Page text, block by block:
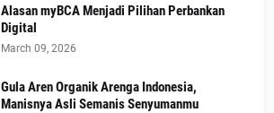
Alasan myBCA Menjadi Pilihan Perbankan
Digital
March 09, 2026
Gula Aren Organik Arenga Indonesia,
Manisnya Asli Semanis Senyumanmu